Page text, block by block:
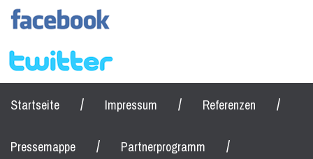
Startseite / Impressum / Referenzen /
Pressemappe / Partnerprogramm /